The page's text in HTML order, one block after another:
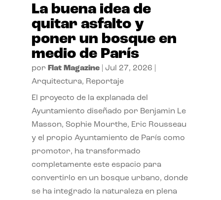
La buena idea de
quitar asfalto y
poner un bosque en
medio de París
por Flat Magazine| Jul 27, 2026
Arquitectura, Reportaje
El proyecto de la explanada del
Ayuntamiento diseñado por Benjamin Le
Masson, Sophie Mourthe, Eric Rousseau
y el propio Ayuntamiento de París como
promotor, ha transformado
completamente este espacio para
convertirlo en un bosque urbano, donde
se ha integrado la naturaleza en plena